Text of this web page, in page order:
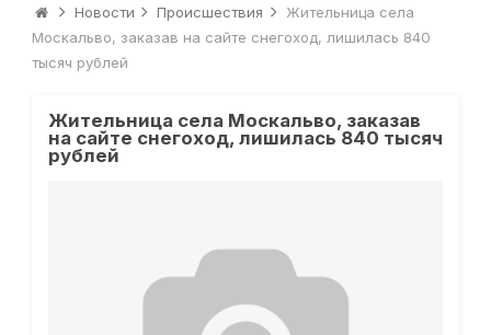
Новости Происшествия
Жительница села
Москальво, заказав на сайте снегоход, лишилась 840
тысяч рублей
Жительница села Москальво, заказав
на сайте снегоход, лишилась 840 тысяч
рублей